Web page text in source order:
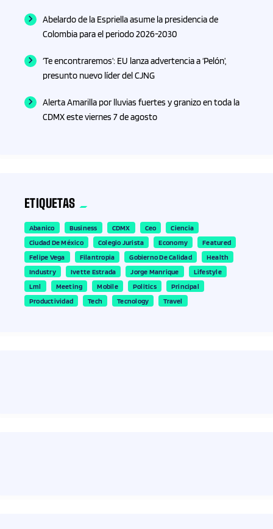
Abelardo de la Espriella asume la presidencia de
Colombia para el periodo 2026-2030
‘Te encontraremos’: EU lanza advertencia a ‘Pelón’,
presunto nuevo líder del CJNG
Alerta Amarilla por lluvias fuertes y granizo en toda la
CDMX este viernes 7 de agosto
ETIQUETAS
Abanico Business CDMX Ceo
Ciencia
Ciudad De México
Colegio Jurista Economy
Featured
Felipe Vega
Filantropia Gobierno De Calidad
Health
Industry
Ivette Estrada Jorge Manrique
Lifestyle
Lml
Meeting Mobile Politics
Principal
Productividad
Tech Tecnology Travel